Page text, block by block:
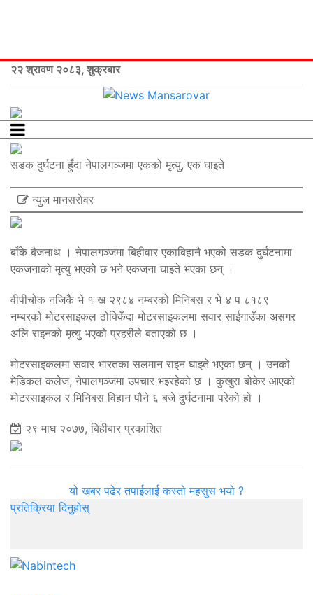
२२ श्रावण २०८३, शुक्रबार
सडक दुर्घटना हुँदा नेपालगञ्जमा एकको मृत्यु, एक घाइते
न्युज मानसराेवर
बाँके बैजनाथ । नेपालगञ्जमा बिहीवार एकाबिहानै भएको सडक दुर्घटनामा
एकजनाको मृत्यु भएको छ भने एकजना घाइते भएका छन् ।
वीपीचोक नजिकै भे १ ख २९८४ नम्बरको मिनिबस र भे ४ प ८१८९
नम्बरको मोटरसाइकल ठोक्किँदा मोटरसाइकलमा सवार साईगाउँका असगर
अलि राइनको मृत्यु भएको प्रहरीले बताएको छ ।
मोटरसाइकलमा सवार भारतका सलमान राइन घाइते भएका छन् । उनको
मेडिकल कलेज, नेपालगञ्जमा उपचार भइरहेको छ । कुखुरा बोकेर आएको
मोटरसाइकल र मिनिबस विहान पौने ६ बजे दुर्घटनामा परेको हो ।
२९ माघ २०७७, बिहीबार प्रकाशित
यो खबर पढेर तपाईलाई कस्तो महसुस भयो ?
प्रतिक्रिया दिनुहोस्